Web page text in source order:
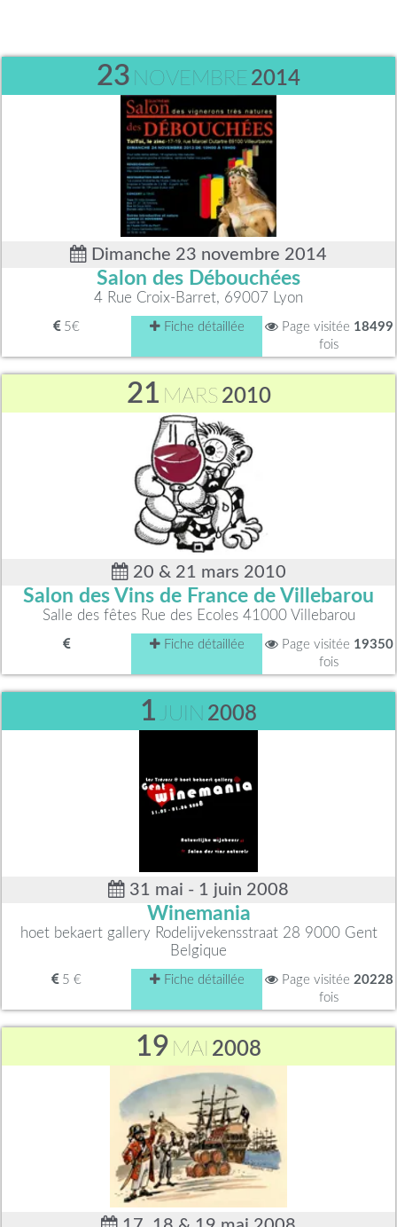
23 NOVEMBRE 2014
Dimanche 23 novembre 2014
Salon des Débouchées
4 Rue Croix-Barret, 69007 Lyon
5€ Fiche détaillée Page visitée 18499
fois
21 MARS 2010
20 & 21 mars 2010
Salon des Vins de France de Villebarou
Salle des fêtes Rue des Ecoles 41000 Villebarou
Fiche détaillée Page visitée 19350
fois
1 JUIN 2008
31 mai - 1 juin 2008
Winemania
hoet bekaert gallery Rodelijvekensstraat 28 9000 Gent
Belgique
5 € Fiche détaillée Page visitée 20228
fois
19 MAI 2008